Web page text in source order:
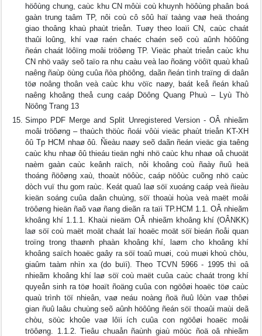
höôùng chung, caùc khu CN môùi coù khuynh höôùng phaân boá
gaàn trung taâm TP, nôi coù cô sôû haï taàng vaø heä thoáng
giao thoâng khaù phaùt trieån. Tuøy theo loaïi CN, caùc chaát
thaûi loûng, khí vaø raén chaéc chaén seõ coù aûnh höôûng
ñeán chaát löôïng moâi tröôøng TP. Vieäc phaùt trieån caùc khu
CN nhö vaäy seõ taïo ra nhu caàu veà lao ñoäng vöôït quaù khaû
naêng ñaùp öùng cuûa ñòa phöông, daãn ñeán tình traïng di daân
töø noâng thoân veà caùc khu vöïc naøy, baát keå ñeán khaû
naêng khoâng theå cung caáp Döông Quang Phuù – Lyù Thò
Nöông Trang 13
Simpo PDF Merge and Split Unregistered Version - OÂ nhieãm
moâi tröôøng – thaùch thöùc ñoái vôùi vieäc phaùt trieån KT-XH
ôû Tp HCM nhaø ôû. Ñieàu naøy seõ daãn ñeán vieäc gia taêng
caùc khu nhaø ôû thieáu tieän nghi nhö caùc khu nhaø oå chuoät
naèm gaàn caùc keânh raïch, nôi khoâng coù ñaày ñuû heä
thoáng ñöôøng xaù, thoaùt nöôùc, caáp nöôùc cuõng nhö caùc
dòch vuï thu gom raùc. Keát quaû laø söï xuoáng caáp veà ñieàu
kieän soáng cuûa daân chuùng, söï thoaùi hoùa veà maët moâi
tröôøng hieän ñaõ vaø ñang dieãn ra taïi TP.HCM 1.1. OÂ nhieãm
khoâng khí 1.1.1. Khaùi nieäm OÂ nhieãm khoâng khí (OÂNKK)
laø söï coù maët moät chaát laï hoaëc moät söï bieán ñoåi quan
troïng trong thaønh phaàn khoâng khí, laøm cho khoâng khí
khoâng saïch hoaëc gaây ra söï toaû muøi, coù muøi khoù chòu,
giaûm taàm nhìn xa (do buïi). Theo TCVN 5966 - 1995 thì oâ
nhieãm khoâng khí laø söï coù maët cuûa caùc chaát trong khí
quyeån sinh ra töø hoaït ñoäng cuûa con ngöôøi hoaëc töø caùc
quaù trình töï nhieân, vaø neáu noàng ñoä ñuû lôùn vaø thôøi
gian ñuû laâu chuùng seõ aûnh höôûng ñeán söï thoaûi maùi deã
chòu, söùc khoûe vaø lôïi ích cuûa con ngöôøi hoaëc moâi
tröôøng. 1.1.2. Tieâu chuaån ñaùnh giaù möùc ñoä oâ nhieãm